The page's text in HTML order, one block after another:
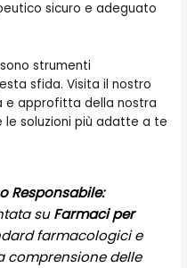
sicuro e adeguato
strumenti
sfida. Visita il nostro
e approfitta della nostra
soluzioni più adatte a te
Responsabile:
suFarmaci per
farmacologici e
comprensione delle